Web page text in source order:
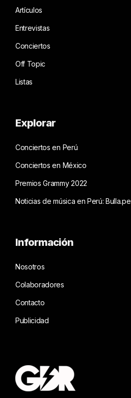
Artículos
Entrevistas
Conciertos
Off Topic
Listas
Explorar
Conciertos en Perú
Conciertos en México
Premios Grammy 2022
Noticias de música en Perú: Bulla.pe
Información
Nosotros
Colaboradores
Contacto
Publicidad